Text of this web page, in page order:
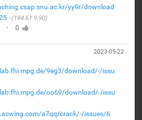
yy9r/download
(194.61.9.90)
· 0
2023-05-22
9eg3/download/-/issu
oo69/download/-/issu
a7qq/crack/-/issues/6